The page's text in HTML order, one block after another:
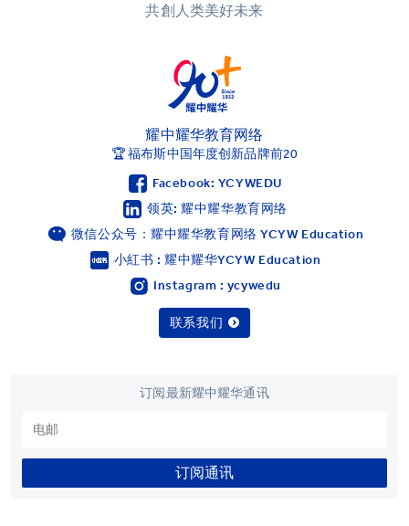
共創人类美好未来
耀中耀华教育网络
🏆 福布斯中国年度创新品牌前20
Facebook: YCYWEDU
领英: 耀中耀华教育网络
微信公众号：耀中耀华教育网络 YCYW Education
小紅书 : 耀中耀华YCYW Education
Instagram : ycywedu
联系我们
订阅最新耀中耀华通讯
订阅通讯